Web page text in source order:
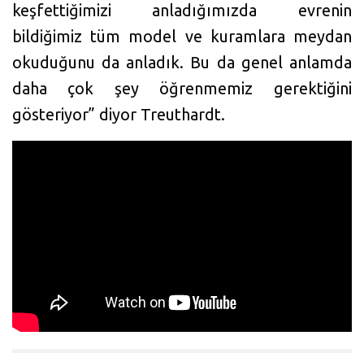
keşfettiğimizi anladığımızda evrenin
bildiğimiz tüm model ve kuramlara meydan
okuduğunu da anladık. Bu da genel anlamda
daha çok şey öğrenmemiz gerektiğini
gösteriyor” diyor Treuthardt.